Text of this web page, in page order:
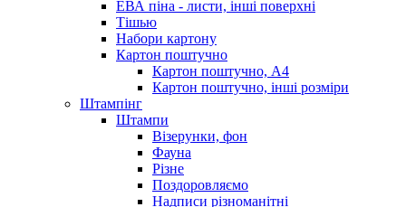
ЕВА піна - листи, інші поверхні
Тішью
Набори картону
Картон поштучно
Картон поштучно, А4
Картон поштучно, інші розміри
Штампінг
Штампи
Візерунки, фон
Фауна
Різне
Поздоровляємо
Надписи різноманітні